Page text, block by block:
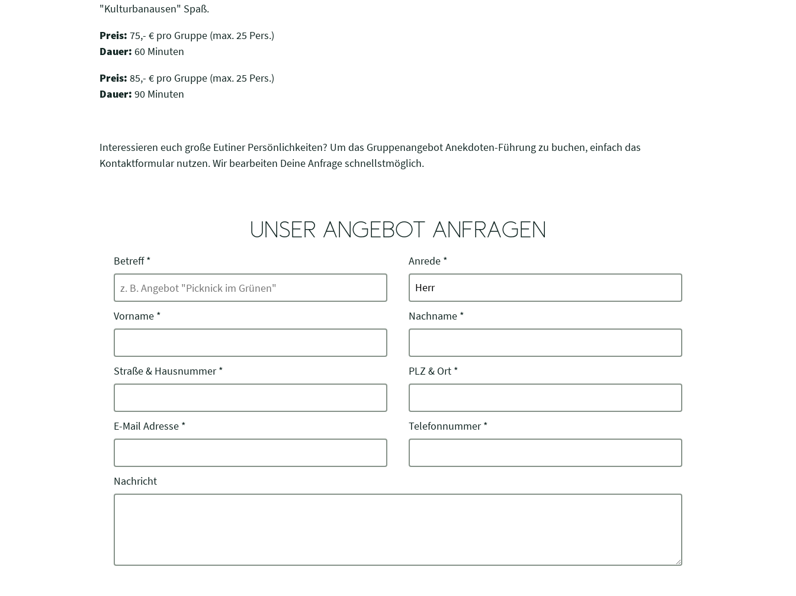
"Kulturbanausen" Spaß.
Preis: 75,- € pro Gruppe (max. 25 Pers.)
Dauer: 60 Minuten
Preis: 85,- € pro Gruppe (max. 25 Pers.)
Dauer: 90 Minuten
Interessieren euch große Eutiner Persönlichkeiten? Um das Gruppenangebot Anekdoten-Führung zu buchen, einfach das
Kontaktformular nutzen. Wir bearbeiten Deine Anfrage schnellstmöglich.
UNSER ANGEBOT ANFRAGEN
Betreff* Anrede *
Vorname * Nachname *
Straße & Hausnummer* PLZ & Ort *
E-Mail Adresse * Telefonnummer*
Nachricht